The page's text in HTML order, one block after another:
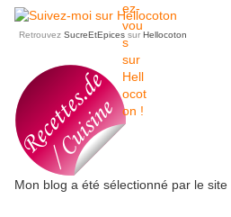
Retrouvez SucreEtEpices sur Hellocoton
Mon blog a été sélectionné par le site